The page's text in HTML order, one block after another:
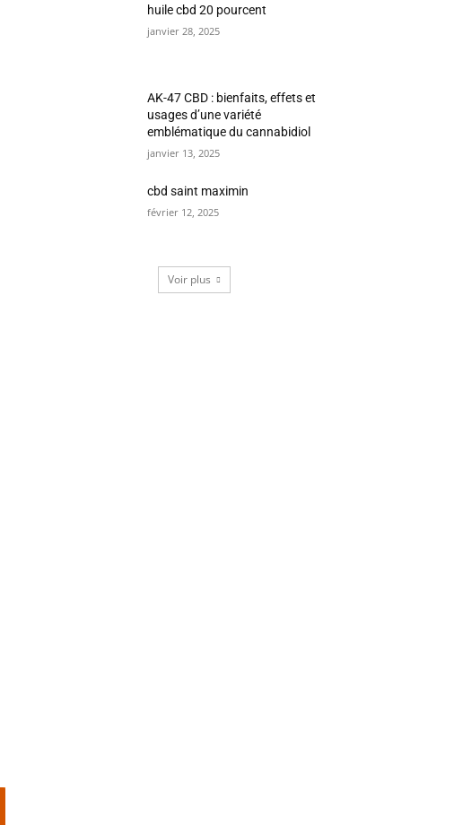
huile cbd 20 pourcent
janvier 28, 2025
AK-47 CBD : bienfaits, effets et
usages d’une variété
emblématique du cannabidiol
janvier 13, 2025
cbd saint maximin
février 12, 2025
Voir plus